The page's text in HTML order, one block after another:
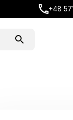
+48